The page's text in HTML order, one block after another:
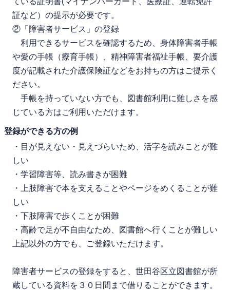
証など）の提示が必要です。
②「障害者サービス」の登録
利用できるサービスを確認するため、身体障害者手帳
や愛の手帳（療育手帳）、精神障害者福祉手帳、要介護
度が記載された介護保険証などをお持ちの方はご提示く
ださい。
手帳を持っていない方でも、図書館利用に難しさを感
じている方はご利用いただけます。
登録ができる方の例
・目が見えない・見えづらいため、活字を読みことが難
しい
・学習障害等、読み書きが困難
・上肢障害で本を支えることやページをめくることが難
しい
・下肢障害で歩くことが困難
・高齢で足が不自由なため、図書館へ行くことが難しい
上記以外の方でも、ご登録いただけます。
障害者サービスの登録をすると、世田谷区立図書館が所
蔵している資料を３０日間まで借りることができます。